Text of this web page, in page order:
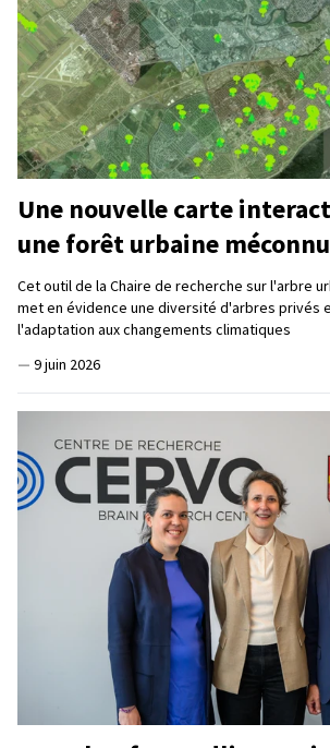
Une nouvelle carte
une forêt urbaine
Cet outil de la Chaire de recherche sur l'arbre
met en évidence une diversité d'arbres privés
l'adaptation aux changements climatiques
— 9 juin 2026